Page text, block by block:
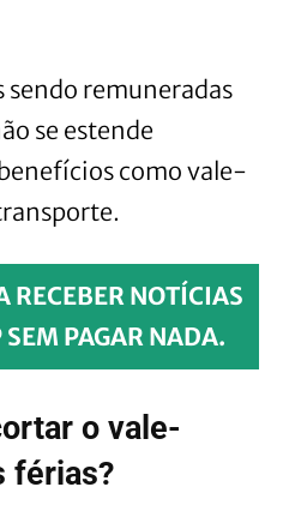
sendo remuneradas
se estende
como vale-
RECEBER NOTÍCIAS
PAGAR NADA.
o vale-
férias?